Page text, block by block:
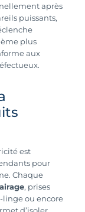
après
puissants,
plus
aux
est
pour
Chaque
, prises
linge ou encore